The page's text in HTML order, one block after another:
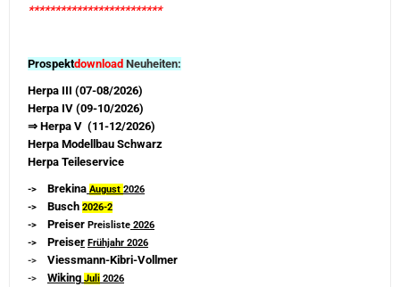
*************************
Prospektdownload Neuheiten:
Herpa III (07-08/2026)
Herpa IV (09-10/2026)
⇒ Herpa V (11-12/2026)
Herpa Modellbau Schwarz
Herpa Teileservice
-> Brekina August 2026
-> Busch 2026-2
-> Preiser Preisliste 2026
-> Preiser Frühjahr 2026
-> Viessmann-Kibri-Vollmer
-> Wiking Juli 2026